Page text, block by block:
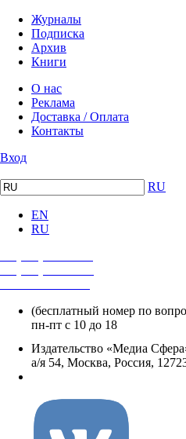
Журналы
Подписка
Архив
Книги
О нас
Реклама
Доставка / Оплата
Контакты
Вход
RU
EN
RU
(бесплатный номер по
пн-пт с 10 до 18
Издательство «Медиа
а/я 54, Москва, Россия,